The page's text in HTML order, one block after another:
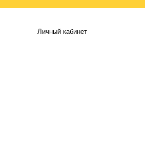
Личный кабинет